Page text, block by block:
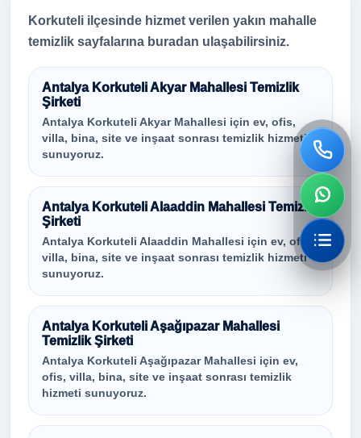
Korkuteli ilçesinde hizmet verilen yakın mahalle
temizlik sayfalarına buradan ulaşabilirsiniz.
Antalya Korkuteli Akyar Mahallesi Temizlik
Şirketi
Antalya Korkuteli Akyar Mahallesi için ev, ofis,
villa, bina, site ve inşaat sonrası temizlik hizmeti
sunuyoruz.
Antalya Korkuteli Alaaddin Mahallesi Temizlik
Şirketi
Antalya Korkuteli Alaaddin Mahallesi için ev, ofis,
villa, bina, site ve inşaat sonrası temizlik hizmeti
sunuyoruz.
Antalya Korkuteli Aşağıpazar Mahallesi
Temizlik Şirketi
Antalya Korkuteli Aşağıpazar Mahallesi için ev,
ofis, villa, bina, site ve inşaat sonrası temizlik
hizmeti sunuyoruz.